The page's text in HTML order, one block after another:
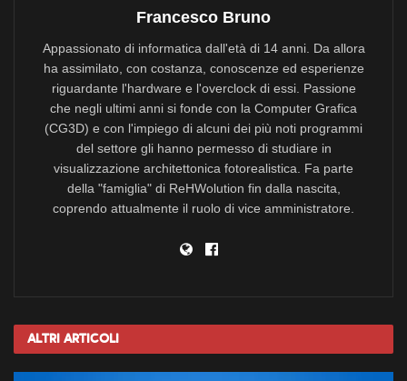
Francesco Bruno
Appassionato di informatica dall'età di 14 anni. Da allora
ha assimilato, con costanza, conoscenze ed esperienze
riguardante l'hardware e l'overclock di essi. Passione
che negli ultimi anni si fonde con la Computer Grafica
(CG3D) e con l'impiego di alcuni dei più noti programmi
del settore gli hanno permesso di studiare in
visualizzazione architettonica fotorealistica. Fa parte
della "famiglia" di ReHWolution fin dalla nascita,
coprendo attualmente il ruolo di vice amministratore.
Altri Articoli